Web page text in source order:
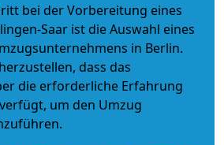
bei der Vorbereitung eines
Saar ist die Auswahl eines
in Berlin.
dass das
die erforderliche Erfahrung
um den Umzug